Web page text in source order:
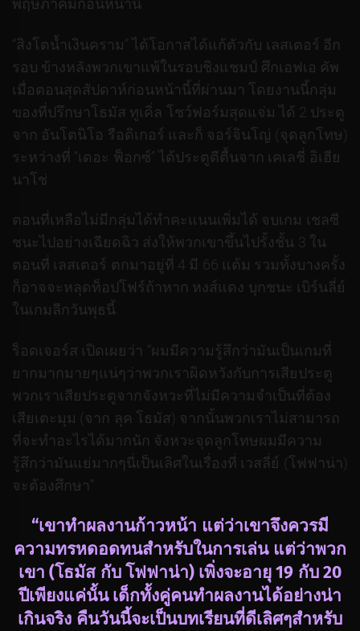
พฤษภาคมก่อนหน้านี้
“สิงโตน้ำเงินคราม” ได้โอกาสได้แก้ตัวกับ เลสเตอร์ อีก
รอบ ข้างหลังพวกเขาแพ้ในรอบชิงแชมป์ ศึกเอฟเอ คัพ
เมื่อตอนสุดสัปดาห์ก่อนหน้านี้ที่ผ่านมา โดยงานนี้กลุ่ม
ของที่ปรึกษาโธมัส ทูเคิ่ล โชว์ฟอร์มสุดแจ่ม ได้ 2 ประตู
จาก อันโตนิโอ รือดิเกอร์ และก็ จอร์จินโญ่ (จุดลูกโทษ)
ระหว่างที่ “เดอะ ฟ็อกซ์” ได้ประตูตีตื้นจาก เคเลชี่ อิเฮีย
นาโช่
ตอนที่เหลือไม่มีกลุ่มได้ทำคะแนนเพิ่มได้ จบเกม เชลซี
ชนะไปอย่างเฉียดฉิว ส่งให้พวกเขาขึ้นไปรั้งชั้น 3 ใน
ตอนที่ เลสเตอร์ ตกมาอยู่ที่ 4 มี 66 แต้ม รวมทั้งบางครั้ง
ก็อาจจะหลุดท็อปโฟร์ถ้าหาก หงส์แดง บุกชนะ เบิร์นลี่ย์
ในเกมลีกวันพุธนี้
ร็อดเจอร์ส เปิดเผยว่า “ผมมีความรู้สึกว่ามันเป็นเกมที่
ยากมากมายๆแน่ๆว่าพวกเราผิดหวังกับการเสียประตู
พวกเราเสียประตูจากจังหวะที่ไม่มีความจำเป็นที่ต้อง
เสียเตะมุม (จาก ลุค โธมัส) จากนั้นพวกเราไม่สามารถ
ที่จะทำอะไรได้มากนัก จังหวะจุดลูกโทษผมมีความ
รู้สึกว่ามันแย่มากๆนี่เป็นเลิศในเรื่องที่ เวสลี่ย์ (โฟฟาน่า)
จะต้องศึกษา”
“เขาทำผลงานก้าวหน้า แต่ว่าเขาจึงควรมี
ความทรหดอดทนสำหรับในการเล่น แต่ว่าพวก
เขา (โธมัส กับ โฟฟาน่า) เพิ่งจะอายุ 19 กับ 20
ปีเพียงแค่นั้น เด็กทั้งคู่คนทำผลงานได้อย่างน่า
เกินจริง คืนวันนี้จะเป็นบทเรียนที่ดีเลิศๆสำหรับ